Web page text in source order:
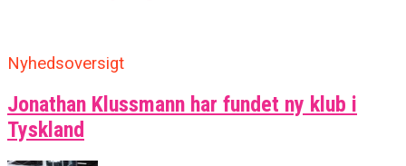
Nyhedsoversigt
Jonathan Klussmann har fundet ny klub i
Tyskland